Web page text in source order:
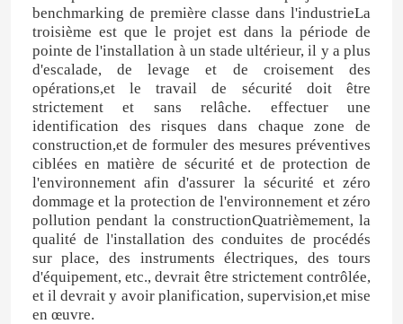
benchmarking de première classe dans l'industrieLa
troisième est que le projet est dans la période de
pointe de l'installation à un stade ultérieur, il y a plus
d'escalade, de levage et de croisement des
opérations,et le travail de sécurité doit être
strictement et sans relâche. effectuer une
identification des risques dans chaque zone de
construction,et de formuler des mesures préventives
ciblées en matière de sécurité et de protection de
l'environnement afin d'assurer la sécurité et zéro
dommage et la protection de l'environnement et zéro
pollution pendant la constructionQuatrièmement, la
qualité de l'installation des conduites de procédés
sur place, des instruments électriques, des tours
d'équipement, etc., devrait être strictement contrôlée,
et il devrait y avoir planification, supervision,et mise
en œuvre.